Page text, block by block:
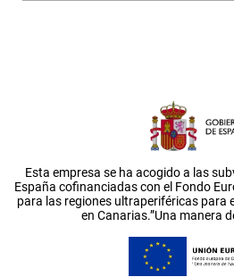
Esta empresa se ha acogido a las
España cofinanciadas con el Fondo
para las regiones ultraperiféricas para
en Canarias.”Una manera